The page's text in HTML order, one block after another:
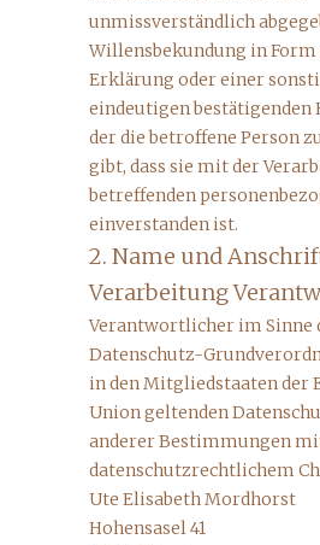
unmissverständlich
Willensbekundung in
Erklärung oder einer
eindeutigen bestätigenden
der die betroffene Person
gibt, dass sie mit der
betreffenden
einverstanden ist.
2. Name und
Verarbeitung
Verantwortlicher im Sinne
Datenschutz-
in den Mitgliedstaaten der
Union geltenden
anderer Bestimmungen
datenschutzrechtlichem
Ute Elisabeth Mordhorst
Hohensasel 41